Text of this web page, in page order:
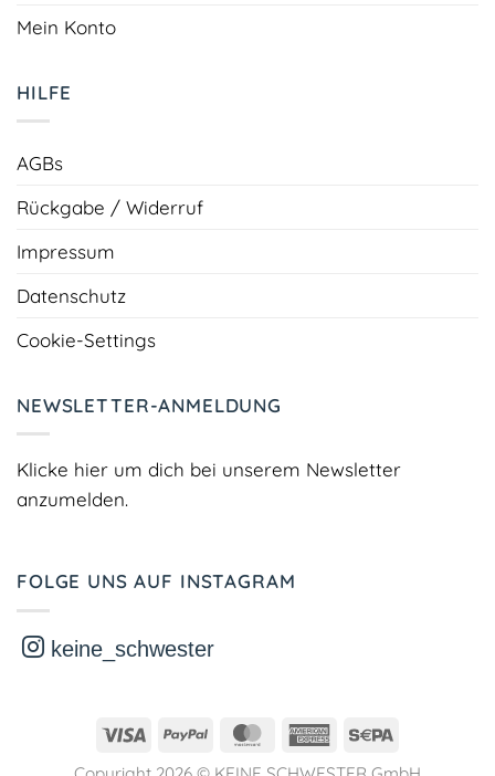
Mein Konto
HILFE
AGBs
Rückgabe / Widerruf
Impressum
Datenschutz
Cookie-Settings
NEWSLETTER-ANMELDUNG
Klicke hier um dich bei unserem Newsletter
anzumelden.
FOLGE UNS AUF INSTAGRAM
keine_schwester
Visa PayPal MasterCardAmerican